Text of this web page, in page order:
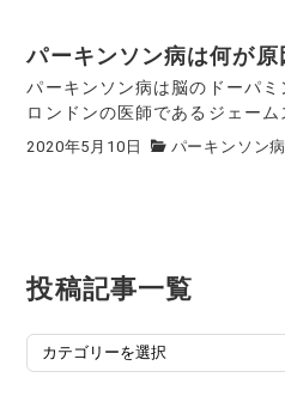
パーキンソン病は何が
パーキンソン病は脳のドーパ
ロンドンの医師であるジェーム
2020年5月10日 パーキンソン病
投稿記事一覧
投